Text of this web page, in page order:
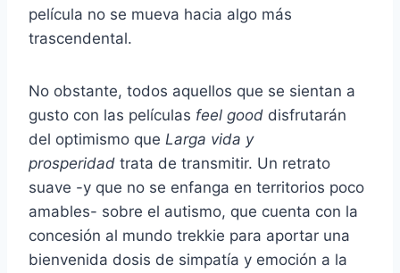
película no se mueva hacia algo más
trascendental.
No obstante, todos aquellos que se sientan a
gusto con las películas feel good disfrutarán
del optimismo que Larga vida y
prosperidad trata de transmitir. Un retrato
suave -y que no se enfanga en territorios poco
amables- sobre el autismo, que cuenta con la
concesión al mundo trekkie para aportar una
bienvenida dosis de simpatía y emoción a la